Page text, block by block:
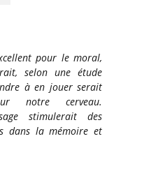
pour le moral,
selon une étude
à en jouer serait
notre cerveau.
stimulerait des
dans la mémoire et